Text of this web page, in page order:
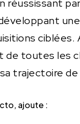
ciblées.
de toutes les
trajectoire de
ajoute :